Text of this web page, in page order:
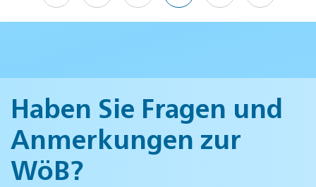
Haben Sie Fragen und
Anmerkungen zur
WöB?